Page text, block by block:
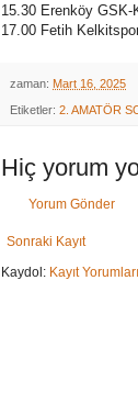
15.30 Erenköy GSK-
17.00 Fetih
zaman: Mart 16, 2025
Etiketler: 2. AMATÖR
Hiç yorum
Yorum Gönder
Sonraki Kayıt
Kaydol: Kayıt